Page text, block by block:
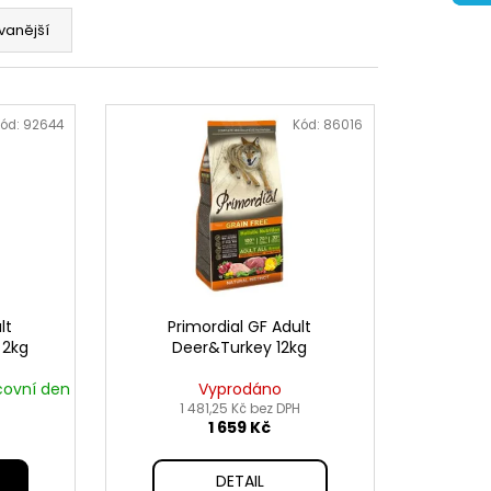
den
92644
Primordial GF Adult
Deer&Turkey 12kg
Vyprodáno
1 481,25 Kč bez DPH
1 659 Kč
DETAIL
Kód: 86016